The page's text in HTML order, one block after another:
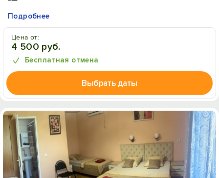
Подробнее
Цена от:
4 500 руб.
Бесплатная отмена
Выбрать даты